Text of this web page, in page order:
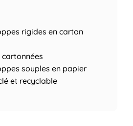
rigides en carton
souples en papier
et recyclable